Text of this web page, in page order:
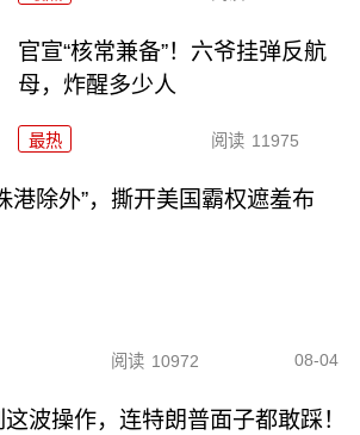
官宣“核常兼备”！六爷挂弹反航
母，炸醒多少人
最热 阅读 11975
港除外”，撕开美国霸权遮羞布
阅读 10972 08-04
波操作，连特朗普面子都敢踩！